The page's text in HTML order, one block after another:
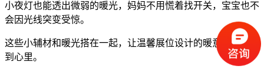
小夜灯也能透出微弱的暖光，妈妈不用慌着找开关，宝宝也不
会因光线突变受惊。
这些小辅材和暖光搭在一起，让温馨展位设计的暖意从眼睛传
到心里。